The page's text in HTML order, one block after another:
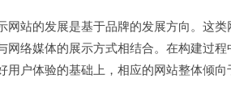
站的发展是基于品牌的发展方向。这类
网络媒体的展示方式相结合。在构建过
用户体验的基础上，相应的网站整体倾